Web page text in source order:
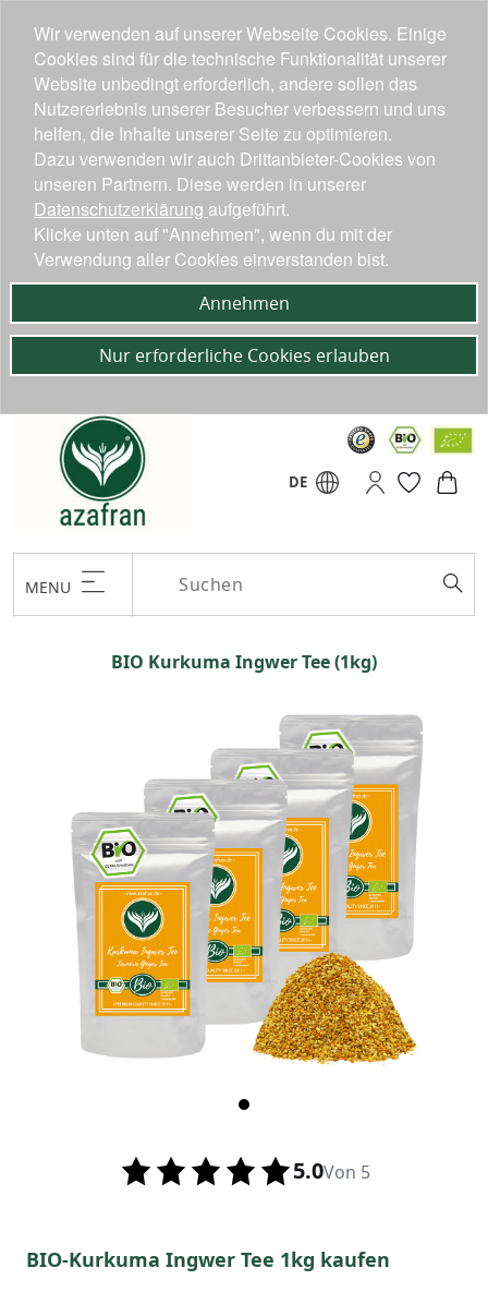
DE
MENU
BIO Kurkuma Ingwer Tee (1kg)
5.0Von 5
BIO-Kurkuma Ingwer Tee 1kg kaufen
Wir verwenden auf unserer Webseite Cookies. Einige
Cookies sind für die technische Funktionalität unserer
Website unbedingt erforderlich, andere sollen das
Nutzererlebnis unserer Besucher verbessern und uns
helfen, die Inhalte unserer Seite zu optimieren.
Dazu verwenden wir auch Drittanbieter-Cookies von
unseren Partnern. Diese werden in unserer
Datenschutzerklärung aufgeführt.
Klicke unten auf "Annehmen", wenn du mit der
Verwendung aller Cookies einverstanden bist.
Annehmen
Nur erforderliche Cookies erlauben